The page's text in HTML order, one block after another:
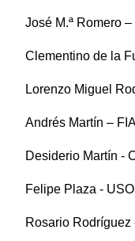
José M.ª Romero –
Clementino de la
Lorenzo Miguel
Andrés Martín –
Desiderio Martín -
Felipe Plaza -
Rosario Rodríguez